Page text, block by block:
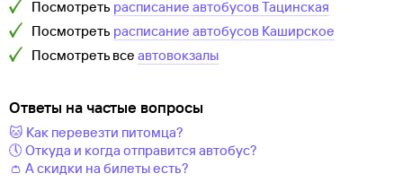
Посмотреть расписание автобусовТацинская
Посмотреть расписание автобусов Каширское
Посмотреть все автовокзалы
Ответы на частые вопросы
🐱 Как перевезти питомца?
🕔 Откуда и когда отправится автобус?
👛 А скидки на билеты есть?